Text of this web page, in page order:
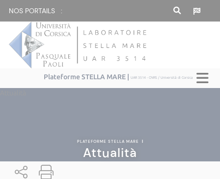
NOS PORTAILS :
Plateforme STELLA MARE |UAR 3514 - CNRS / Università di Corsica
PLATEFORME STELLA MARE |
Attualità